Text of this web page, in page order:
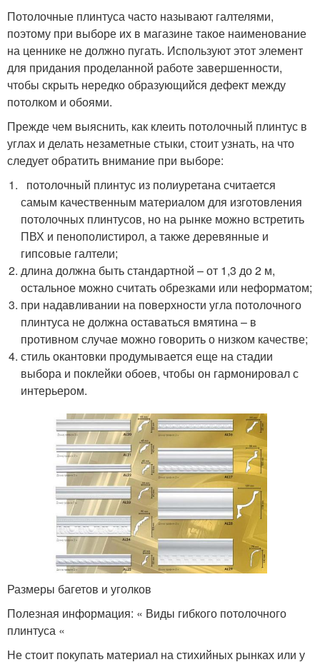
Потолочные плинтуса часто называют галтелями,
поэтому при выборе их в магазине такое наименование
на ценнике не должно пугать. Используют этот элемент
для придания проделанной работе завершенности,
чтобы скрыть нередко образующийся дефект между
потолком и обоями.
Прежде чем выяснить, как клеить потолочный плинтус в
углах и делать незаметные стыки, стоит узнать, на что
следует обратить внимание при выборе:
потолочный плинтус из полиуретана считается
самым качественным материалом для изготовления
потолочных плинтусов, но на рынке можно встретить
ПВХ и пенополистирол, а также деревянные и
гипсовые галтели;
длина должна быть стандартной – от 1,3 до 2 м,
остальное можно считать обрезками или неформатом;
при надавливании на поверхности угла потолочного
плинтуса не должна оставаться вмятина – в
противном случае можно говорить о низком качестве;
стиль окантовки продумывается еще на стадии
выбора и поклейки обоев, чтобы он гармонировал с
интерьером.
Размеры багетов и уголков
Полезная информация: « Виды гибкого потолочного
плинтуса «
Не стоит покупать материал на стихийных рынках или у